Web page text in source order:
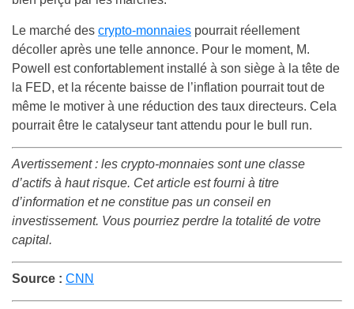
Le marché des crypto-monnaies pourrait réellement
décoller après une telle annonce. Pour le moment, M.
Powell est confortablement installé à son siège à la tête de
la FED, et la récente baisse de l’inflation pourrait tout de
même le motiver à une réduction des taux directeurs. Cela
pourrait être le catalyseur tant attendu pour le bull run.
Avertissement : les crypto-monnaies sont une classe
d’actifs à haut risque. Cet article est fourni à titre
d’information et ne constitue pas un conseil en
investissement. Vous pourriez perdre la totalité de votre
capital.
Source : CNN